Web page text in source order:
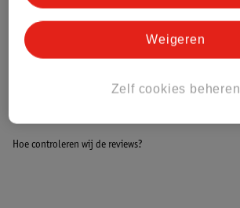
Bestel & Bezorginformatie
Hoe controleren wij de reviews?
Zelf cookies beheren
Weigeren